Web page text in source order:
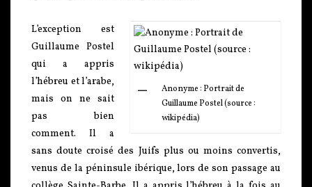
Anonyme : Portrait de
Guillaume Postel (source :
wikipédia)
L’exception est
Guillaume Postel
qui a appris
l’hébreu et l’arabe,
mais on ne sait
pas bien
comment. Il a
sans doute croisé des Juifs plus ou moins convertis,
venus de la péninsule ibérique, lors de son passage au